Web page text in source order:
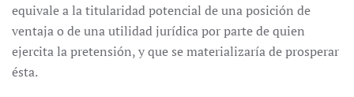
equivale a la titularidad potencial de una posición de
ventaja o de una utilidad jurídica por parte de quien
ejercita la pretensión, y que se materializaría de prosperar
ésta.